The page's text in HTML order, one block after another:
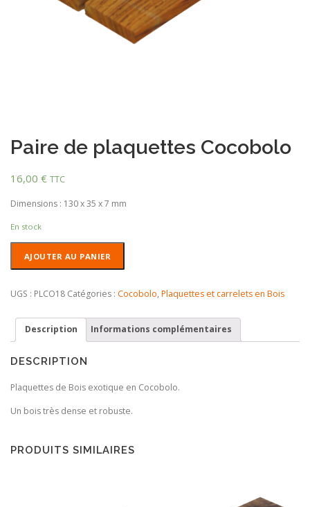
Paire de plaquettes Cocobolo
16,00 € TTC
Dimensions : 130 x 35 x 7 mm
En stock
de
Cocobolo
AJOUTER AU PANIER
UGS : PLCO18 Catégories : Cocobolo, Plaquettes et carrelets en Bois
Description Informations complémentaires
DESCRIPTION
Plaquettes de Bois exotique en Cocobolo.
Un bois très dense et robuste.
PRODUITS SIMILAIRES